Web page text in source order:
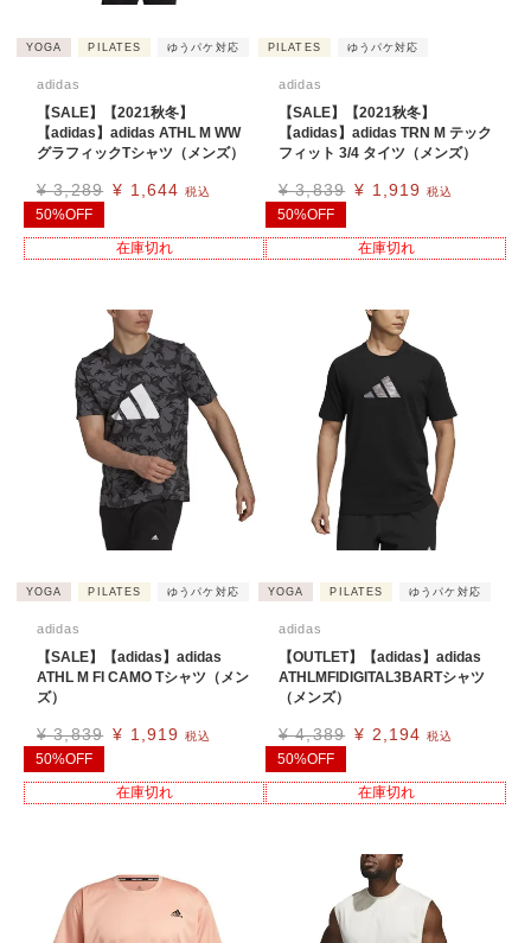
YOGA PILATES ゆうパケ対応
adidas
【SALE】【2021秋冬】
【adidas】adidas ATHL M WW
グラフィックTシャツ（メンズ）
¥ 3,289 ¥ 1,644 税込
50%OFF
在庫切れ
PILATES ゆうパケ対応
adidas
【SALE】【2021秋冬】
【adidas】adidas TRN M テック
フィット 3/4 タイツ（メンズ）
¥ 3,839 ¥ 1,919 税込
50%OFF
在庫切れ
YOGA PILATES ゆうパケ対応
adidas
【SALE】【adidas】adidas
ATHL M FI CAMO Tシャツ（メン
ズ）
¥ 3,839 ¥ 1,919 税込
50%OFF
在庫切れ
YOGA PILATES ゆうパケ対応
adidas
【OUTLET】【adidas】adidas
ATHLMFIDIGITAL3BARTシャツ
（メンズ）
¥ 4,389 ¥ 2,194 税込
50%OFF
在庫切れ